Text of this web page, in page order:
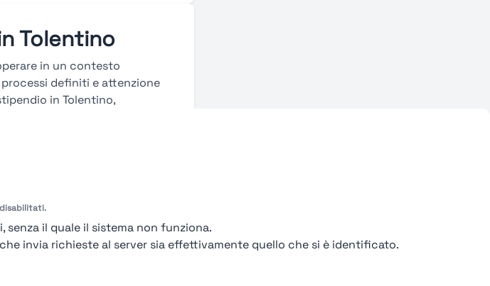
disabilitati.
senza il quale il sistema non funziona.
invia richieste al server sia effettivamente quello che si è identificato.
Tolentino
in un contesto
definiti e attenzione
in Tolentino,